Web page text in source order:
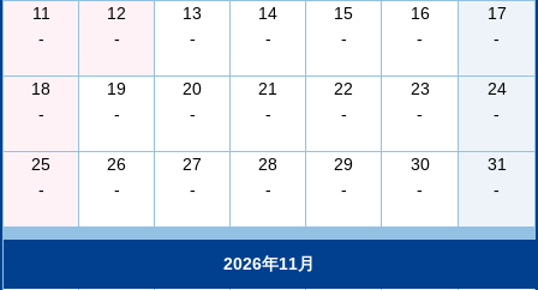
11
-
12
-
13
-
14
-
15
-
16
-
17
-
18
-
19
-
20
-
21
-
22
-
23
-
24
-
25
-
26
-
27
-
28
-
29
-
30
-
31
-
2026年11月